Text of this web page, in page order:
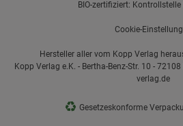
BIO-zertifiziert: Kontrollstelle
Cookie-
Hersteller aller vom Kopp Verlag
Kopp Verlag e.K. - Bertha-Benz-Str. 10 -
verlag.de
♻ Gesetzeskonforme